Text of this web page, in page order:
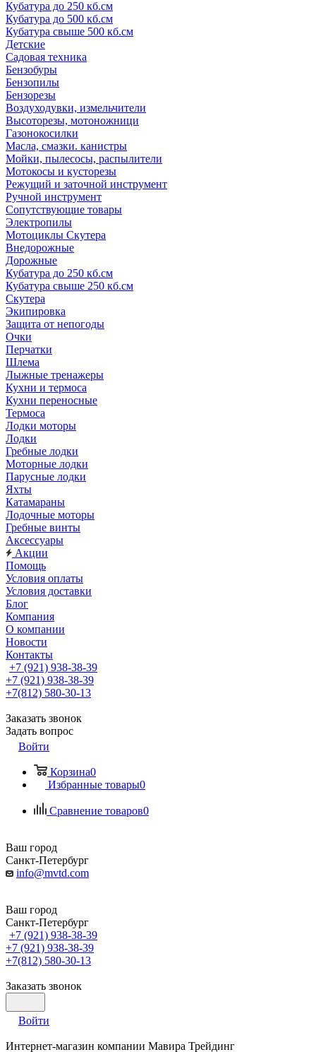
Кубатура до 250 кб.см
Кубатура до 500 кб.см
Кубатура свыше 500 кб.см
Детские
Садовая техника
Бензобуры
Бензопилы
Бензорезы
Воздуходувки, измельчители
Высоторезы, мотоножници
Газонокосилки
Масла, смазки. канистры
Мойки, пылесосы, распылители
Мотокосы и кусторезы
Режущий и заточной инструмент
Ручной инструмент
Сопутствующие товары
Электропилы
Мотоциклы Скутера
Внедорожные
Дорожные
Кубатура до 250 кб.см
Кубатура свыше 250 кб.см
Скутера
Экипировка
Защита от непогоды
Очки
Перчатки
Шлема
Лыжные тренажеры
Кухни и термоса
Кухни переносные
Термоса
Лодки моторы
Лодки
Гребные лодки
Моторные лодки
Парусные лодки
Яхты
Катамараны
Лодочные моторы
Гребные винты
Аксессуары
Акции
Помощь
Условия оплаты
Условия доставки
Блог
Компания
О компании
Новости
Контакты
+7 (921) 938-38-39
+7 (921) 938-38-39
+7(812) 580-30-13
Заказать звонок
Задать вопрос
Войти
Корзина0
Избранные товары0
Сравнение товаров0
Ваш город
Санкт-Петербург
info@mvtd.com
Ваш город
Санкт-Петербург
+7 (921) 938-38-39
+7 (921) 938-38-39
+7(812) 580-30-13
Заказать звонок
Войти
Интернет-магазин компании Мавира Трейдинг